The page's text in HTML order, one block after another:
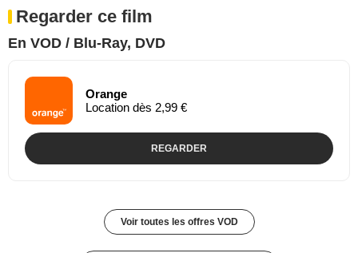
Regarder ce film
En VOD / Blu-Ray, DVD
Orange
Location dès 2,99 €
REGARDER
Voir toutes les offres VOD